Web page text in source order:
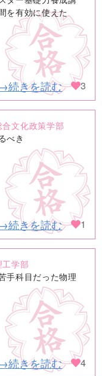
を有効に使えた
続きを読む 3
合文化政策学部
べき
続きを読む 1
工学部
手科目だった物理
続きを読む 4